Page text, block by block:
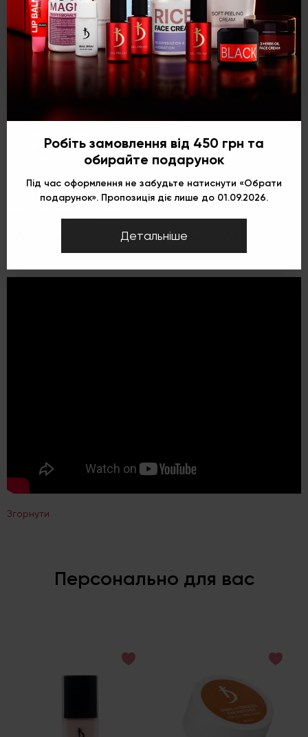
Укр Рус Eng
эксплуатации.
Характеристики:
· Высота: 320 мм
· Длина: 370 мм
Высота среднего отделения 60 мм
В наличии и другие позиции серии кейсов для мастеров
*Максимальная скидка на товар 10%
Згорнути
Персонально для вас
Робіть замовлення від 450 грн та
обирайте подарунок
Під час оформлення не забудьте натиснути «Обрати
подарунок». Пропозиція діє лише до 01.09.2026.
Детальніше